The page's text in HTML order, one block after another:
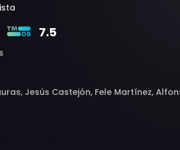
7.5
Jesús Castejón, Fele Martínez,